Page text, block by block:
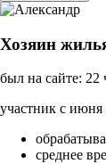
Хозяин
был на сайте: 22
участник с июня
среднее